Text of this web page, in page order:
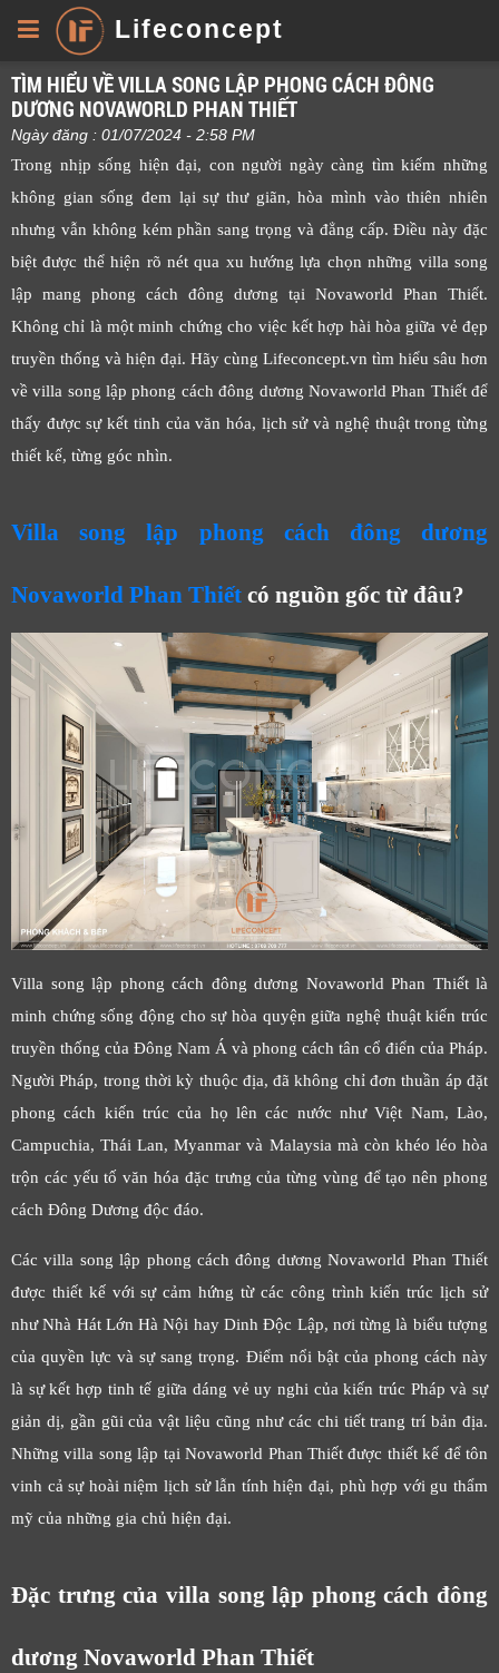
Lifeconcept
TÌM HIỂU VỀ VILLA SONG LẬP PHONG CÁCH ĐÔNG
DƯƠNG NOVAWORLD PHAN THIẾT
Ngày đăng : 01/07/2024 - 2:58 PM
Trong nhịp sống hiện đại, con người ngày càng tìm kiếm những
không gian sống đem lại sự thư giãn, hòa mình vào thiên nhiên
nhưng vẫn không kém phần sang trọng và đẳng cấp. Điều này đặc
biệt được thể hiện rõ nét qua xu hướng lựa chọn những villa song
lập mang phong cách đông dương tại Novaworld Phan Thiết.
Không chỉ là một minh chứng cho việc kết hợp hài hòa giữa vẻ đẹp
truyền thống và hiện đại. Hãy cùng Lifeconcept.vn tìm hiểu sâu hơn
về villa song lập phong cách đông dương Novaworld Phan Thiết để
thấy được sự kết tinh của văn hóa, lịch sử và nghệ thuật trong từng
thiết kế, từng góc nhìn.
Villa song lập phong cách đông dương
Novaworld Phan Thiết có nguồn gốc từ đâu?
Villa song lập phong cách đông dương Novaworld Phan Thiết là
minh chứng sống động cho sự hòa quyện giữa nghệ thuật kiến trúc
truyền thống của Đông Nam Á và phong cách tân cổ điển của Pháp.
Người Pháp, trong thời kỳ thuộc địa, đã không chỉ đơn thuần áp đặt
phong cách kiến trúc của họ lên các nước như Việt Nam, Lào,
Campuchia, Thái Lan, Myanmar và Malaysia mà còn khéo léo hòa
trộn các yếu tố văn hóa đặc trưng của từng vùng để tạo nên phong
cách Đông Dương độc đáo.
Các villa song lập phong cách đông dương Novaworld Phan Thiết
được thiết kế với sự cảm hứng từ các công trình kiến trúc lịch sử
như Nhà Hát Lớn Hà Nội hay Dinh Độc Lập, nơi từng là biểu tượng
của quyền lực và sự sang trọng. Điểm nổi bật của phong cách này
là sự kết hợp tinh tế giữa dáng vẻ uy nghi của kiến trúc Pháp và sự
giản dị, gần gũi của vật liệu cũng như các chi tiết trang trí bản địa.
Những villa song lập tại Novaworld Phan Thiết được thiết kế để tôn
vinh cả sự hoài niệm lịch sử lẫn tính hiện đại, phù hợp với gu thẩm
mỹ của những gia chủ hiện đại.
Đặc trưng của villa song lập phong cách đông
dương Novaworld Phan Thiết